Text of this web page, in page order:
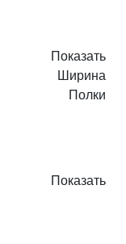
Показать
Ширина
Полки
Показать